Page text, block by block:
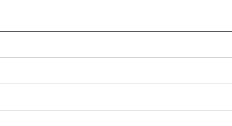
carregar o serviço Google Maps!